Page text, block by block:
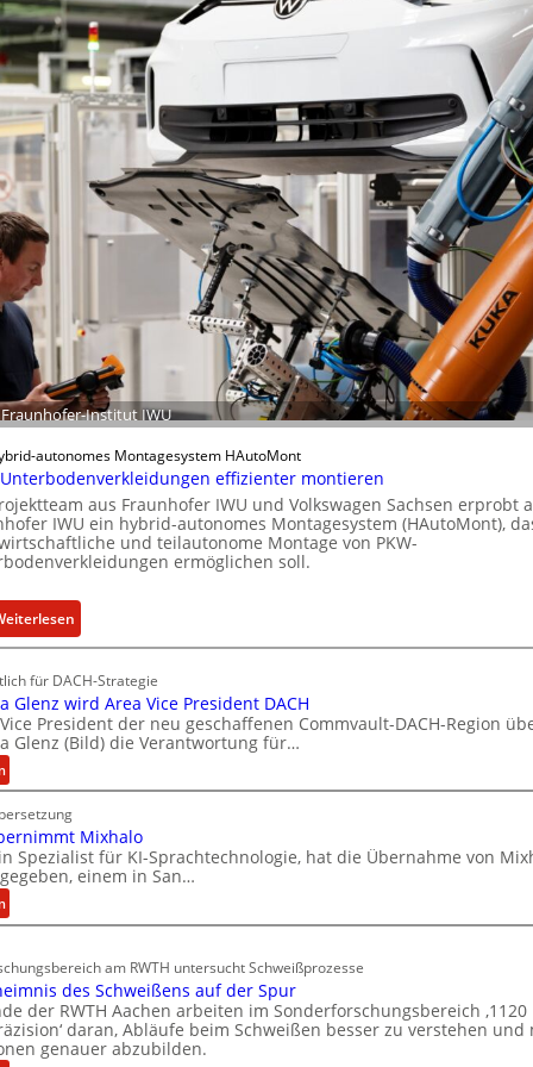
u
n
d
K
I
n
h
o
f
e
t
u
e
e
t
w
i
c
k
n
I
S
C
V
S
i
r
h
e
i
Institut IWU
autonomes Montagesystem HAutoMont
Unterbodenverkleidungen effizienter montieren
aus Fraunhofer IWU und Volkswagen Sachsen erprobt
IWU ein hybrid-autonomes Montagesystem (HAutoMont),
und teilautonome Montage von PKW-
ermöglichen soll.
P
W
-
U
t
r
b
n
v
e
r
für DACH-Strategie
Glenz wird Area Vice President DACH
President der neu geschaffenen Commvault-DACH-Region
Glenz (Bild) die Verantwortung für…
:
E
v
a
-
M
a
r
a
G
l
e
n
Mixhalo
Spezialist für KI-Sprachtechnologie, hat die Übernahme von
einem in San…
:
D
e
p
L
ü
b
am RWTH untersucht Schweißprozesse
des Schweißens auf der Spur
der RWTH Aachen arbeiten im Sonderforschungsbereich ‚1120
daran, Abläufe beim Schweißen besser zu verstehen und
genauer abzubilden.